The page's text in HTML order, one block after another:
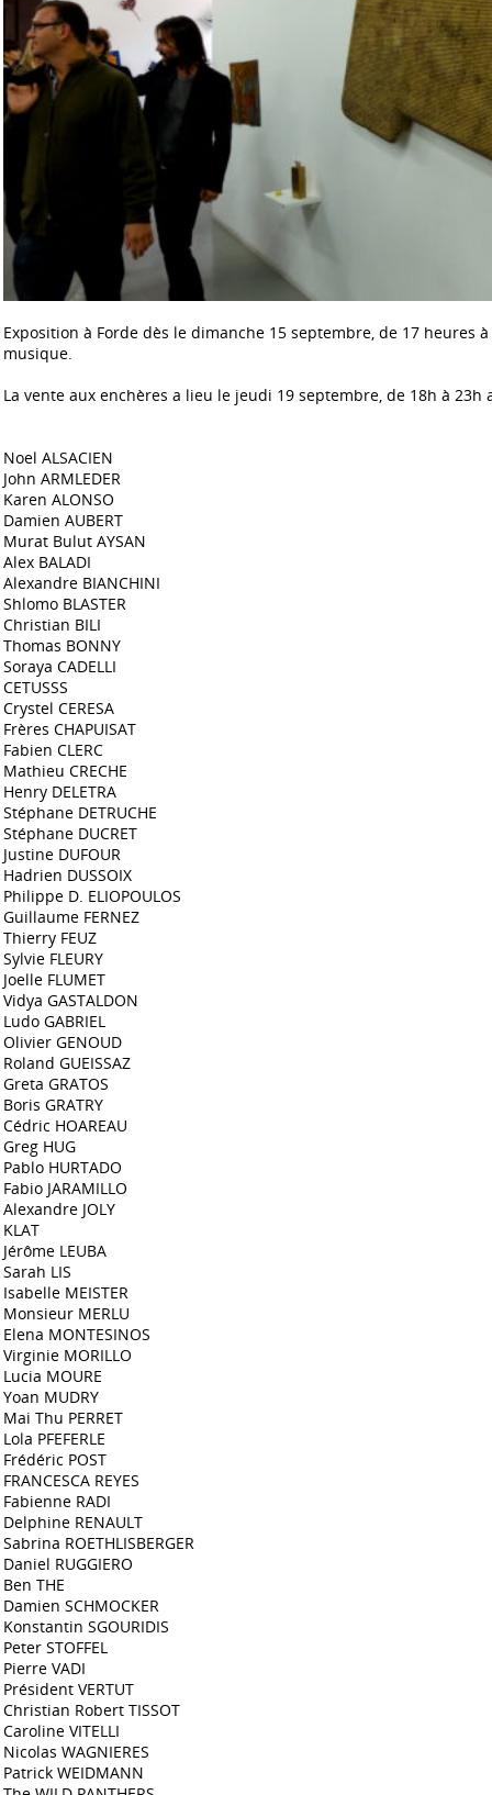
Exposition à Forde dès le dimanche 15 septembre, de 17 heures
musique.
La vente aux enchères a lieu le jeudi 19 septembre, de 18h à 23h
Noel ALSACIEN
John ARMLEDER
Karen ALONSO
Damien AUBERT
Murat Bulut AYSAN
Alex BALADI
Alexandre BIANCHINI
Shlomo BLASTER
Christian BILI
Thomas BONNY
Soraya CADELLI
CETUSSS
Crystel CERESA
Frères CHAPUISAT
Fabien CLERC
Mathieu CRECHE
Henry DELETRA
Stéphane DETRUCHE
Stéphane DUCRET
Justine DUFOUR
Hadrien DUSSOIX
Philippe D. ELIOPOULOS
Guillaume FERNEZ
Thierry FEUZ
Sylvie FLEURY
Joelle FLUMET
Vidya GASTALDON
Ludo GABRIEL
Olivier GENOUD
Roland GUEISSAZ
Greta GRATOS
Boris GRATRY
Cédric HOAREAU
Greg HUG
Pablo HURTADO
Fabio JARAMILLO
Alexandre JOLY
KLAT
Jérôme LEUBA
Sarah LIS
Isabelle MEISTER
Monsieur MERLU
Elena MONTESINOS
Virginie MORILLO
Lucia MOURE
Yoan MUDRY
Mai Thu PERRET
Lola PFEFERLE
Frédéric POST
FRANCESCA REYES
Fabienne RADI
Delphine RENAULT
Sabrina ROETHLISBERGER
Daniel RUGGIERO
Ben THE
Damien SCHMOCKER
Konstantin SGOURIDIS
Peter STOFFEL
Pierre VADI
Président VERTUT
Christian Robert TISSOT
Caroline VITELLI
Nicolas WAGNIERES
Patrick WEIDMANN